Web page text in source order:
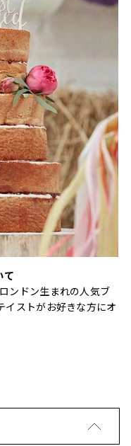
て
ンドン生まれの人気ブ
イストがお好きな方にオ